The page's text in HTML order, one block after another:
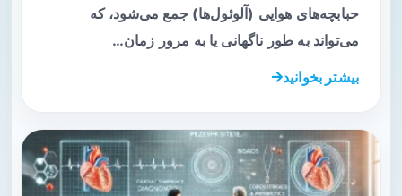
حبابچه‌های هوایی (آلوئول‌ها) جمع می‌شود، که
می‌تواند به طور ناگهانی یا به مرور زمان…
بیشتر بخوانید